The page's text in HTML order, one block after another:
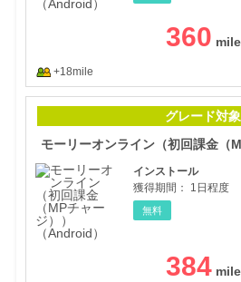
360
+18mile
グレード対象
インストール
獲得期間：
1日程度
無料
384